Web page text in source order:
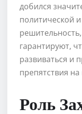
добился
политической
гарантируют,
развиваться и
препятствия
Роль